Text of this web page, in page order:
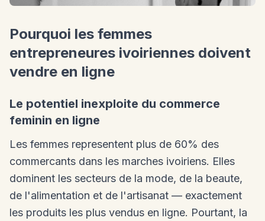
Pourquoi les femmes
entrepreneures ivoiriennes doivent
vendre en ligne
Le potentiel inexploite du commerce
feminin en ligne
Les femmes representent plus de 60% des
commercants dans les marches ivoiriens. Elles
dominent les secteurs de la mode, de la beaute,
de l'alimentation et de l'artisanat — exactement
les produits les plus vendus en ligne. Pourtant, la